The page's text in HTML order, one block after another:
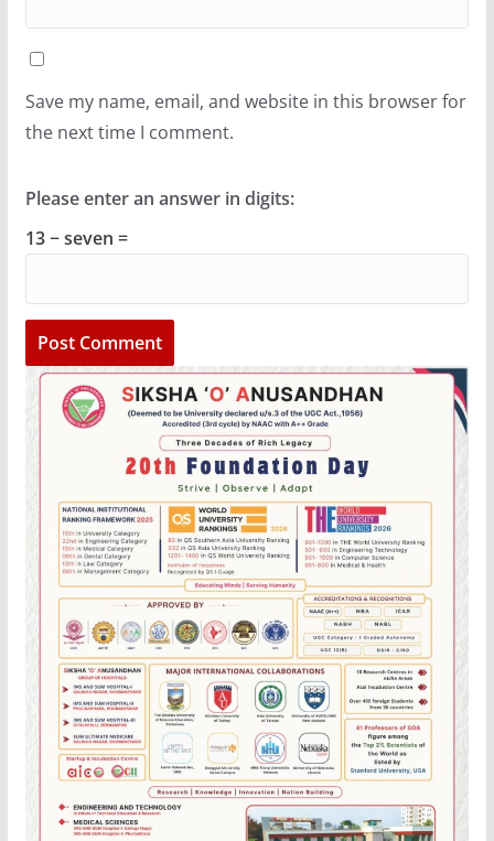
Save my name, email, and website in this browser for
the next time I comment.
Please enter an answer in digits:
13 − seven =